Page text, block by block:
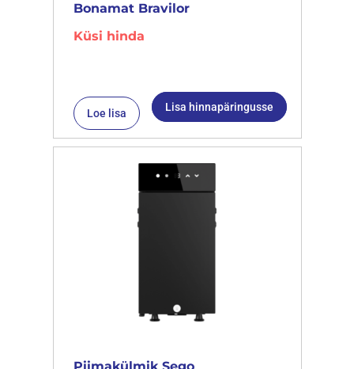
Bonamat Bravilor
Küsi hinda
Loe lisa Lisa hinnapäringusse